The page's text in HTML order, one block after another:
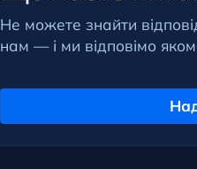
Не можете знайти
нам — і ми відповімо